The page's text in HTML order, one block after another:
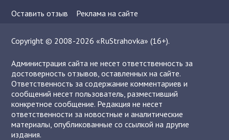
Оставить отзыв
Реклама на сайте
Copyright © 2008-2026 «RuStrahovka» (16+).
Администрация сайта не несет ответственность за
достоверность отзывов, оставленных на сайте.
Ответственность за содержание комментариев и
сообщений несет пользователь, разместивший
конкретное сообщение. Редакция не несет
ответственности за новостные и аналитические
материалы, опубликованные со ссылкой на другие
издания.